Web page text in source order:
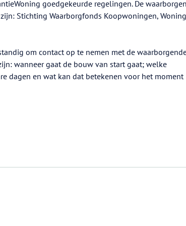
goedgekeurde regelingen. De
Stichting Waarborgfonds Koopwoningen,
om contact op te nemen met de
wanneer gaat de bouw van start gaat; welke
dagen en wat kan dat betekenen voor het moment